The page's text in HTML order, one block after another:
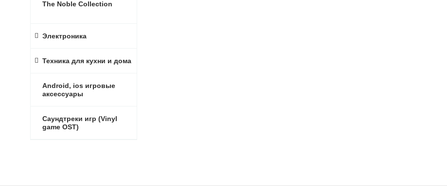
The Noble Collection
Электроника
Техника для кухни и дома
Android, ios игровые
аксессуары
Саундтреки игр (Vinyl
game OST)